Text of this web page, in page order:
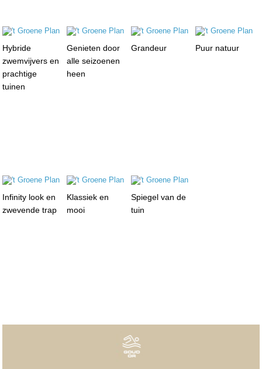
Hybride
zwemvijvers en
prachtige
tuinen
Genieten door
alle seizoenen
heen
Grandeur Puur natuur
Infinity look en
zwevende trap
Klassiek en
mooi
Spiegel van de
tuin